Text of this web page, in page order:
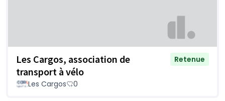
Les Cargos, association de
transport à vélo
Retenue
Les Cargos 0